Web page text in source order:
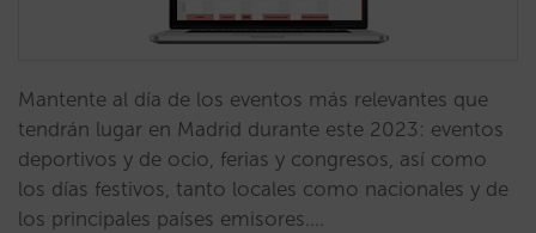
Mantente al día de los eventos más relevantes que
tendrán lugar en Madrid durante este 2023: eventos
deportivos y de ocio, ferias y congresos, así como
los días festivos, tanto locales como nacionales y de
los principales países emisores.…